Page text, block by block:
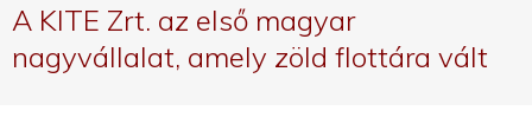
A KITE Zrt. az első magyar
nagyvállalat, amely zöld flottára vált